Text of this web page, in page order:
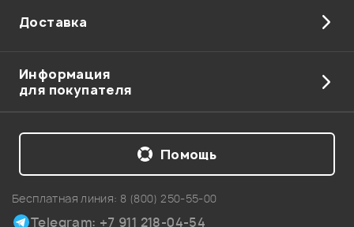
Доставка
Информация
для покупателя
Бесплатная линия: 8 (800) 250-55-00
Telegram: +7 911 218-04-54
Помощь